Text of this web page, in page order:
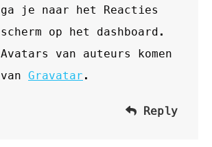
ga je naar het Reacties
scherm op het dashboard.
Avatars van auteurs komen
van Gravatar .
Reply